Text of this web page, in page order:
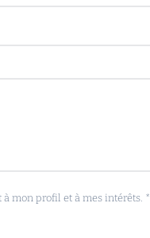
mon profil et à mes intérêts. *